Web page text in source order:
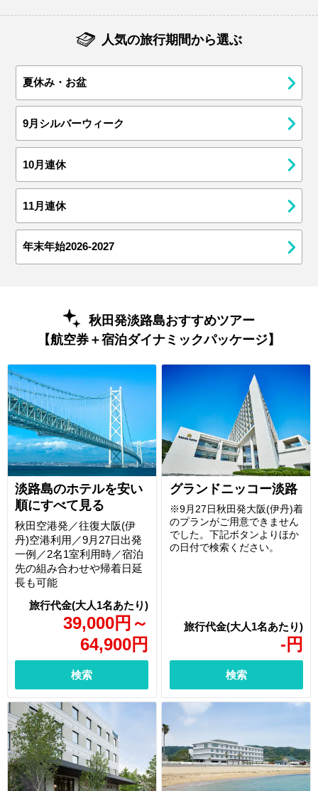
人気の旅行期間から選ぶ
夏休み・お盆
9月シルバーウィーク
10月連休
11月連休
年末年始2026-2027
秋田発淡路島おすすめツアー
【航空券＋宿泊ダイナミックパッケージ】
淡路島のホテルを安い
順にすべて見る
39,000円 ～
64,900円
秋田空港発／往復大阪(伊
丹)空港利用／9月27日出発
一例／2名1室利用時／宿泊
先の組み合わせや帰着日延
長も可能
検索
グランドニッコー淡路
- 円
※9月27日秋田発大阪(伊丹)着
のプランがご用意できません
でした。下記ボタンよりほか
の日付で検索ください。
検索